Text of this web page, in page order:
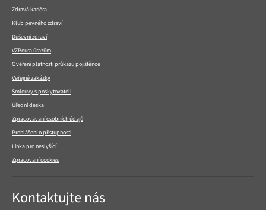
Zdravá kariéra
Klub pevného zdraví
Duševní zdraví
VZPoura úrazům
Ověření platnosti průkazu pojištěnce
Veřejné zakázky
Smlouvy s poskytovateli
Úřední deska
Zpracovávání osobních údajů
Prohlášení o přístupnosti
Linka pro neslyšící
Zpracování cookies
Kontaktujte nás